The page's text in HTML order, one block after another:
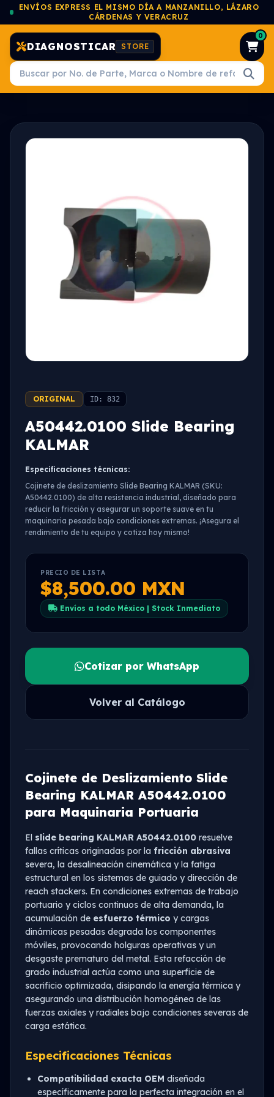
ENVÍOS EXPRESS EL MISMO DÍA A MANZANILLO, LÁZARO
CÁRDENAS Y VERACRUZ
DIAGNOSTICAR STORE
0
ORIGINAL ID: 832
A50442.0100 Slide Bearing
KALMAR
Especificaciones técnicas:
Cojinete de deslizamiento Slide Bearing KALMAR (SKU:
A50442.0100) de alta resistencia industrial, diseñado para
reducir la fricción y asegurar un soporte suave en tu
maquinaria pesada bajo condiciones extremas. ¡Asegura el
rendimiento de tu equipo y cotiza hoy mismo!
PRECIO DE LISTA
$8,500.00 MXN
Envíos a todo México | Stock Inmediato
Cotizar por WhatsApp
Volver al Catálogo
Cojinete de Deslizamiento Slide
Bearing KALMAR A50442.0100
para Maquinaria Portuaria
El slide bearing KALMAR A50442.0100 resuelve
fallas críticas originadas por la fricción abrasiva
severa, la desalineación cinemática y la fatiga
estructural en los sistemas de guiado y dirección de
reach stackers. En condiciones extremas de trabajo
portuario y ciclos continuos de alta demanda, la
acumulación de esfuerzo térmico y cargas
dinámicas pesadas degrada los componentes
móviles, provocando holguras operativas y un
desgaste prematuro del metal. Esta refacción de
grado industrial actúa como una superficie de
sacrificio optimizada, disipando la energía térmica y
asegurando una distribución homogénea de las
fuerzas axiales y radiales bajo condiciones severas de
carga estática.
Especificaciones Técnicas
Compatibilidad exacta OEM diseñada
específicamente para la perfecta integración en el